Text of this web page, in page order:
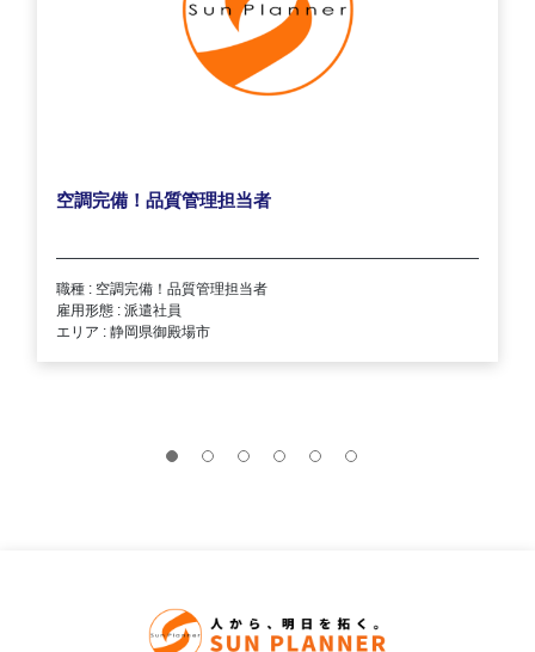
空調完備！品質管理担当者
職種 : 空調完備！品質管理担当者
雇用形態 : 派遣社員
エリア : 静岡県御殿場市